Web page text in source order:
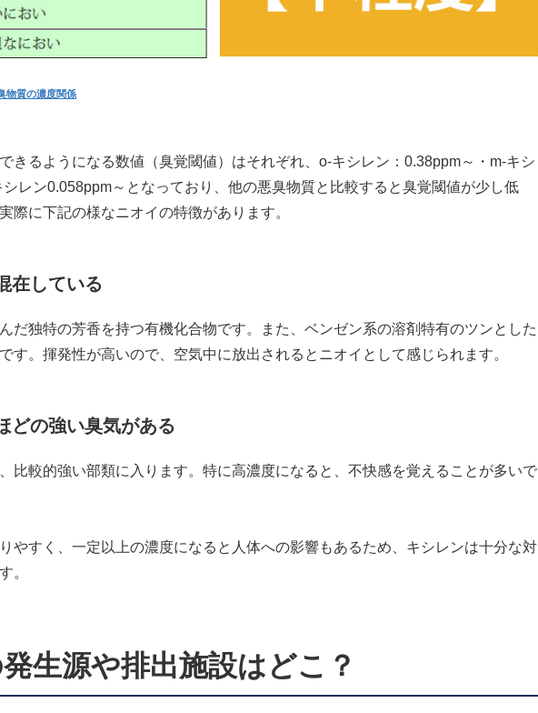
物質の濃度関係
きるようになる数値（臭覚閾値）はそれぞれ、o-キシレン：0.38ppm～・m-キシ
レン0.058ppm～となっており、他の悪臭物質と比較すると臭覚閾値が少し低
際に下記の様なニオイの特徴があります。
在している
だ独特の芳香を持つ有機化合物です。また、ベンゼン系の溶剤特有のツンとした
す。揮発性が高いので、空気中に放出されるとニオイとして感じられます。
どの強い臭気がある
比較的強い部類に入ります。特に高濃度になると、不快感を覚えることが多いで
やすく、一定以上の濃度になると人体への影響もあるため、キシレンは十分な対
。
生源や排出施設はどこ？